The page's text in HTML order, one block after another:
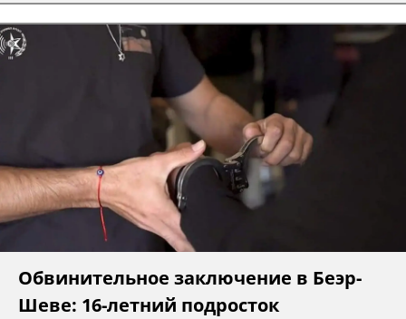
Обвинительное заключение в Беэр-
Шеве: 16-летний подросток